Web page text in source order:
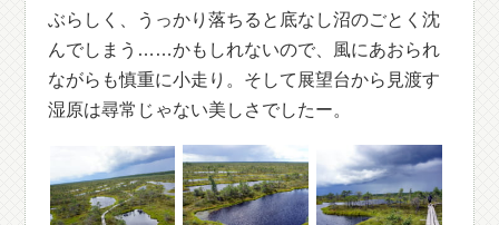
ぶらしく、うっかり落ちると底なし沼のごとく沈
んでしまう……かもしれないので、風にあおられ
ながらも慎重に小走り。そして展望台から見渡す
湿原は尋常じゃない美しさでしたー。